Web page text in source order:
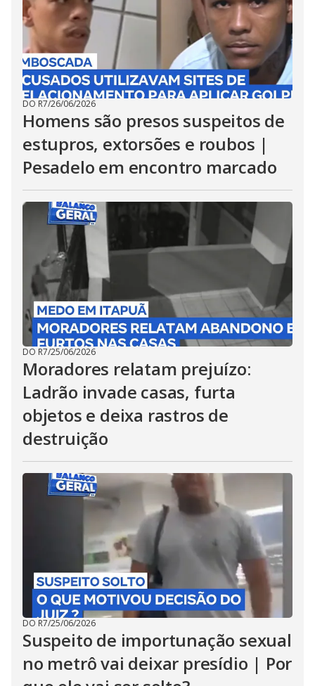
DO R7/26/06/2026
Homens são presos suspeitos de
estupros, extorsões e roubos |
Pesadelo em encontro marcado
DO R7/25/06/2026
Moradores relatam prejuízo:
Ladrão invade casas, furta
objetos e deixa rastros de
destruição
DO R7/25/06/2026
Suspeito de importunação sexual
no metrô vai deixar presídio | Por